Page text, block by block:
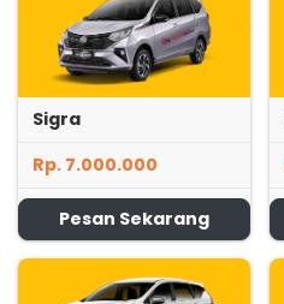
Sigra
Rp. 7.000.000
Pesan Sekarang